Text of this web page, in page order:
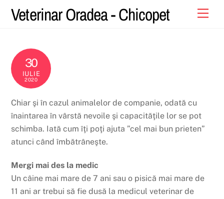
Veterinar Oradea - Chicopet
30
IULIE
2020
Chiar şi în cazul animalelor de companie, odată cu
înaintarea în vârstă nevoile şi capacităţile lor se pot
schimba. Iată cum îţi poţi ajuta ”cel mai bun prieten”
atunci când îmbătrâneşte.
Mergi mai des la medic
Un câine mai mare de 7 ani sau o pisică mai mare de
11 ani ar trebui să fie dusă la medicul veterinar de